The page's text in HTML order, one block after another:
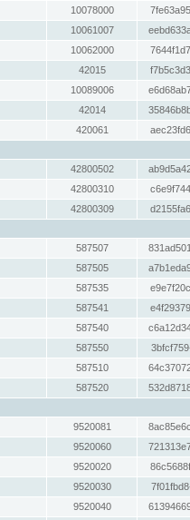
10078000
10061007
10062000
42015
10089006
42014
420061
42800502
42800310
42800309
587507
587505
587535
587541
587540
587550
587510
587520
9520081
9520060
9520020
9520030
9520040